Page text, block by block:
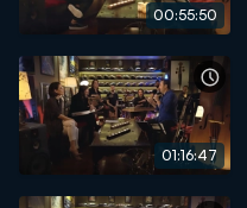
00:55:50
01:16:47